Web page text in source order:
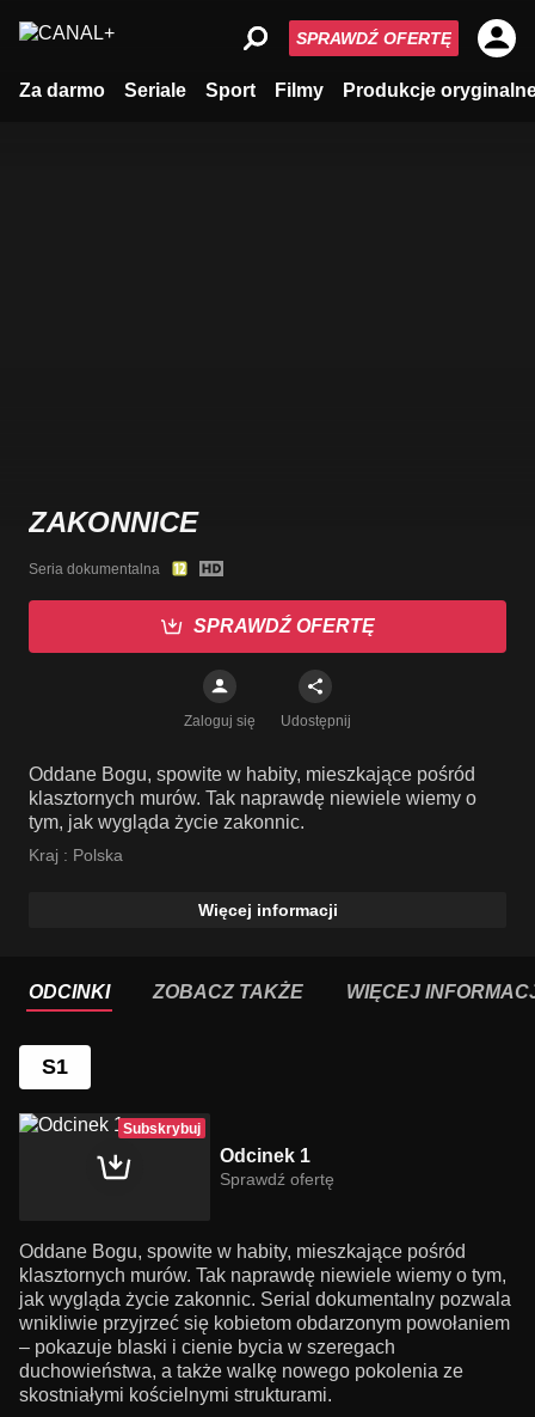
Za darmo Seriale Sport Filmy Produkcje
SPRAWDŹ OFERTĘ
ZAKONNICE
Seria dokumentalna
SPRAWDŹ OFERTĘ
Zaloguj się Udostępnij
Oddane Bogu, spowite w habity, mieszkające pośród
klasztornych murów. Tak naprawdę niewiele wiemy o
tym, jak wygląda życie zakonnic.
Kraj : Polska
Więcej informacji
ODCINKI ZOBACZ TAKŻE WIĘCEJ
S1
Subskrybuj
Odcinek 1
Sprawdź ofertę
Oddane Bogu, spowite w habity, mieszkające pośród
klasztornych murów. Tak naprawdę niewiele wiemy o tym,
jak wygląda życie zakonnic. Serial dokumentalny pozwala
wnikliwie przyjrzeć się kobietom obdarzonym powołaniem
– pokazuje blaski i cienie bycia w szeregach
duchowieństwa, a także walkę nowego pokolenia ze
skostniałymi kościelnymi strukturami.